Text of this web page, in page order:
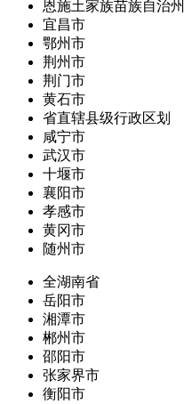
恩施土家族苗族自治州
宜昌市
鄂州市
荆州市
荆门市
黄石市
省直辖县级行政区划
咸宁市
武汉市
十堰市
襄阳市
孝感市
黄冈市
随州市
全湖南省
岳阳市
湘潭市
郴州市
邵阳市
张家界市
衡阳市